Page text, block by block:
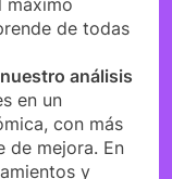
de todas
análisis
en un
con más
de mejora. En
y